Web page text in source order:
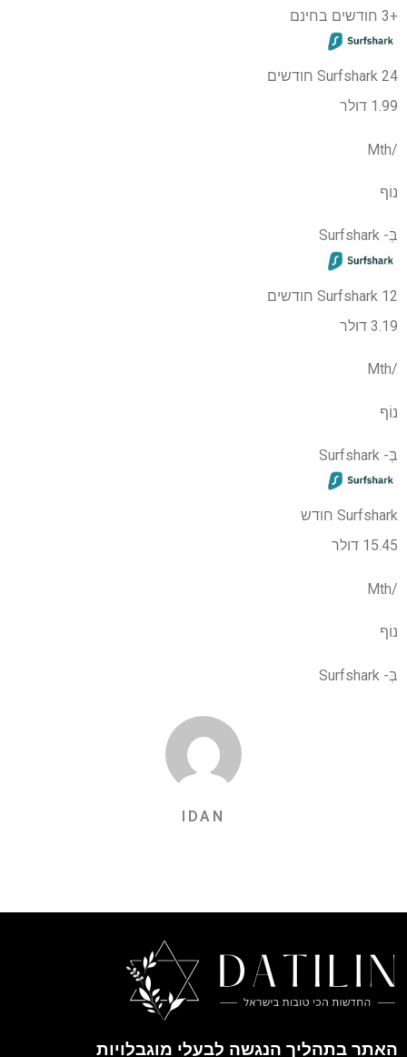
+3 חודשים בחינם
Surfshark 24 חודשים
1.99 דולר
/Mth
נוֹף
בְּ- Surfshark
Surfshark 12 חודשים
3.19 דולר
/Mth
נוֹף
בְּ- Surfshark
Surfshark חודש
15.45 דולר
/Mth
נוֹף
בְּ- Surfshark
IDAN
האתר בתהליך הנגשה לבעלי מוגבלויות